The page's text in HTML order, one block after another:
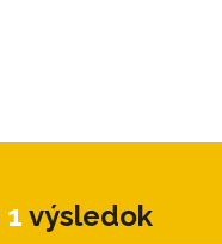
1 výsledok